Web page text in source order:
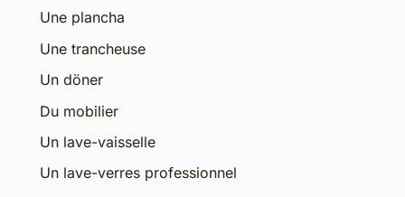
Une plancha
Une trancheuse
Un döner
Du mobilier
Un lave-vaisselle
Un lave-verres professionnel